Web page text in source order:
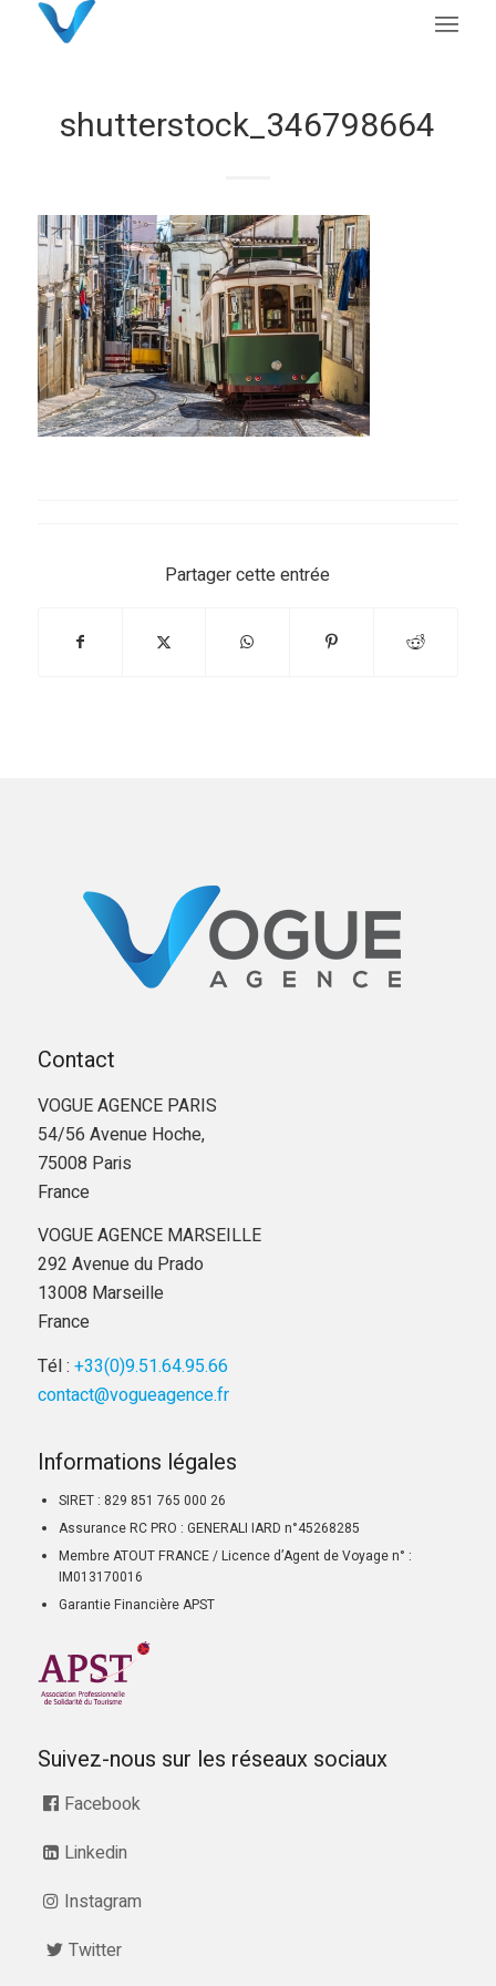
shutterstock_346798664
Partager cette entrée
Contact
VOGUE AGENCE PARIS
54/56 Avenue Hoche,
75008 Paris
France
VOGUE AGENCE MARSEILLE
292 Avenue du Prado
13008 Marseille
France
Tél : +33(0)9.51.64.95.66
contact@vogueagence.fr
Informations légales
SIRET : 829 851 765 000 26
Assurance RC PRO : GENERALI IARD n°45268285
Membre ATOUT FRANCE / Licence d’Agent de Voyage n° :
IM013170016
Garantie Financière APST
Suivez-nous sur les réseaux sociaux
Facebook
Linkedin
Instagram
Twitter